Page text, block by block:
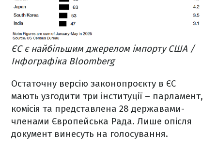
ЄС є найбільшим джерелом імпорту США /
Інфографіка Bloomberg
Остаточну версію законопроєкту в ЄС
мають узгодити три інституції – парламент,
комісія та представлена 28 державами-
членами Європейська Рада. Лише опісля
документ винесуть на голосування.